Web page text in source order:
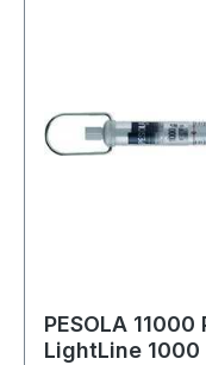
PESOLA
LightLine 1000